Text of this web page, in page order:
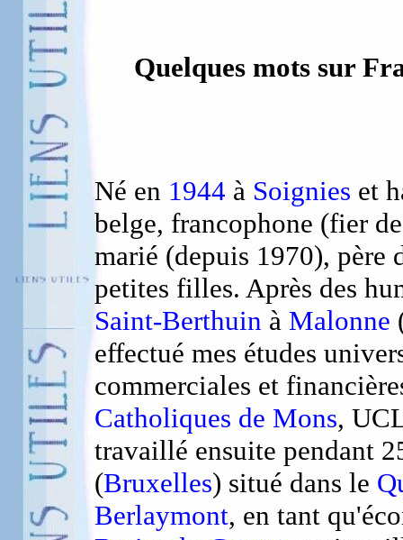
Quelques mots sur
Né en 1944 à Soignies et
belge, francophone (fier
marié (depuis 1970), père
petites filles. Après des
Saint-Berthuin à Malonne
effectué mes études
commerciales et
Catholiques de Mons,
travaillé ensuite pendant
(Bruxelles) situé dans le
Berlaymont, en tant